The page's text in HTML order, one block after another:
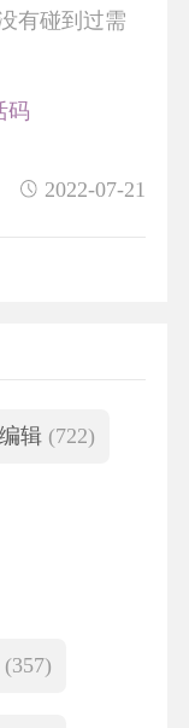
有碰到过需
2022-07-21
码
辑 (722)
(357)